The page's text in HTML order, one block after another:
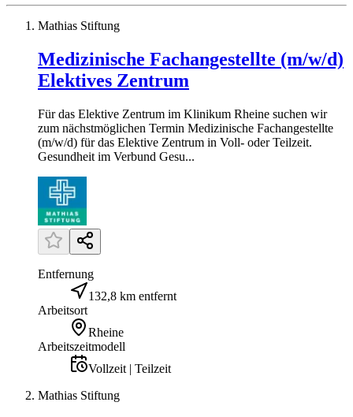
Mathias Stiftung
Medizinische Fachangestellte (m/w/d)
Elektives Zentrum
Für das Elektive Zentrum im Klinikum Rheine suchen wir
zum nächstmöglichen Termin Medizinische Fachangestellte
(m/w/d) für das Elektive Zentrum in Voll- oder Teilzeit.
Gesundheit im Verbund Gesu...
Entfernung
132,8 km entfernt
Arbeitsort
Rheine
Arbeitszeitmodell
Vollzeit | Teilzeit
Mathias Stiftung